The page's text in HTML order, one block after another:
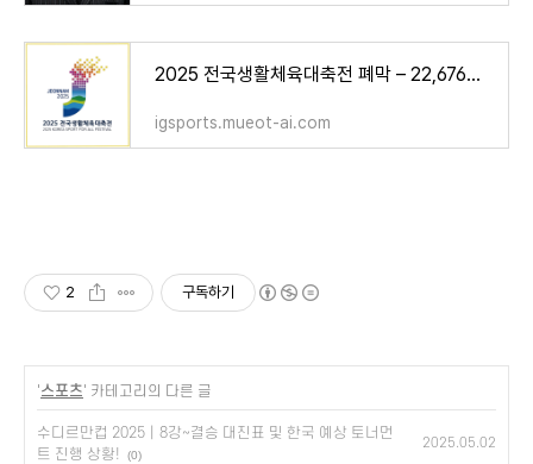
2025 전국생활체육대축전 폐막 – 22,676명 참가, 수상 순위와 결과, 종목별 정리 및 다음 개최지까
igsports.mueot-ai.com
2 구독하기
'스포츠' 카테고리의 다른 글
수디르만컵 2025｜8강~결승 대진표 및 한국 예상 토너먼
트 진행 상황!
(0)
2025.05.02